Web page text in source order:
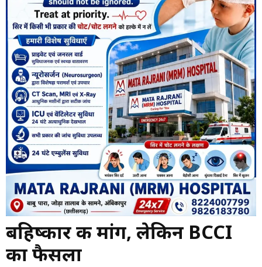
बहिष्कार की मांग, लेकिन BCCI
का फैसला